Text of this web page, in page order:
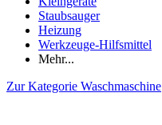
Staubsauger
Heizung
Werkzeuge-Hilfsmittel
Mehr...
Zur Kategorie Waschmaschine